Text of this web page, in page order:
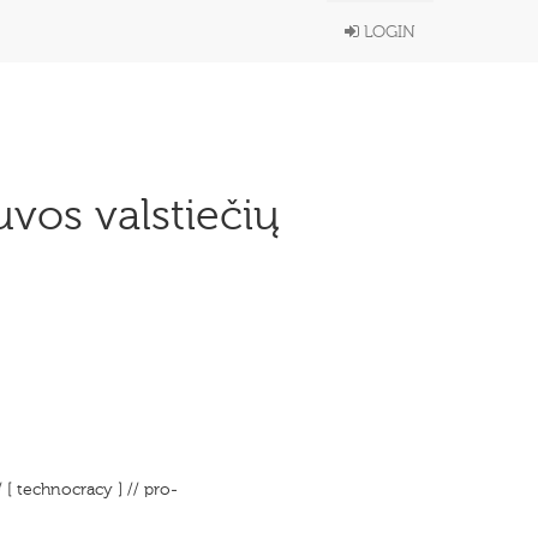
LOGIN
valstiečių
[ technocracy ] // pro-